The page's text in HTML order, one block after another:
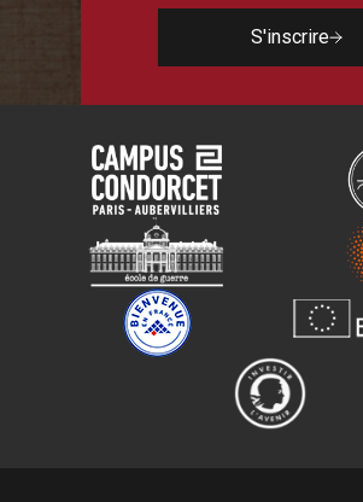
S'inscrire